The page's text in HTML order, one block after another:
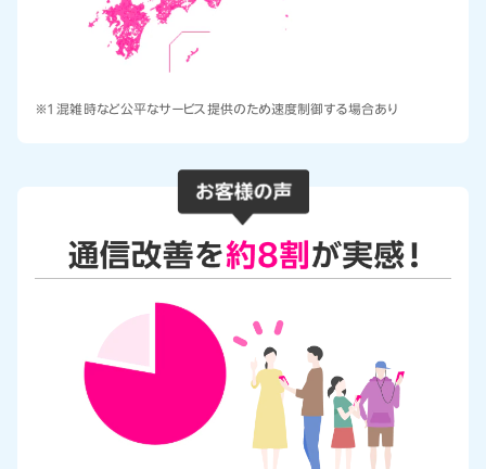
※1 混雑時など公平なサービス提供のため速度制御する場合あり